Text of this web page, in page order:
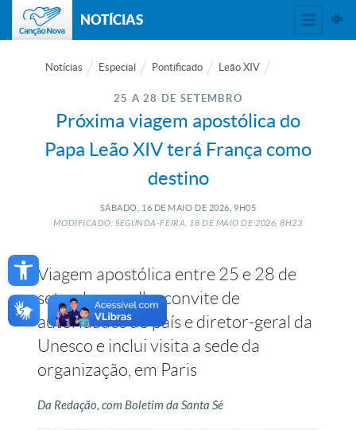
Open toolbar
NOTÍCIAS
Notícias Especial Pontificado Leão XIV
25 A 28 DE SETEMBRO
Próxima viagem apostólica do
Papa Leão XIV terá França como
destino
SÁBADO, 16 DE MAIO DE 2026, 9H05
MODIFICADO: SEGUNDA-FEIRA, 18 DE MAIO DE2026, 8H23
Viagem apostólica entre 25 e 28 de
setembro acolhe convite de
autoridades do país e diretor-geral da
Unesco e inclui visita a sede da
organização, em Paris
Da Redação, com Boletim da Santa Sé